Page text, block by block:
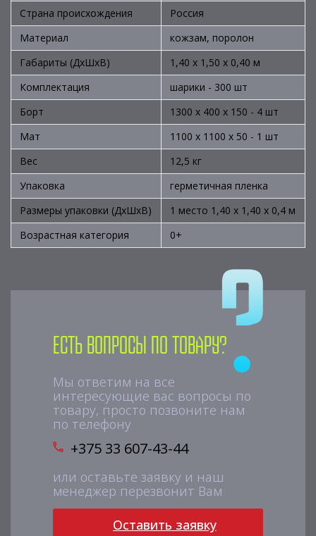
Страна происхождения
Россия
Материал
кожзам, поролон
Габариты (ДхШхВ)
1,40 х 1,50 х 0,40 м
Комплектация
шарики - 300 шт
Борт
1300 х 400 х 150 - 4 шт
Мат
1100 х 1100 х 50 - 1 шт
Вес
12,5 кг
Упаковка
герметичная пленка
Размеры упаковки (ДхШхВ)
1 место 1,40 х 1,40 х 0,4 м
Возрастная категория
0+
Есть вопросы по товару?
Мы ответим на все
интересующие вас вопросы по
товару, просто позвоните нам
по телефону
+375 33 607-43-44
или оставьте заявку и наш
менеджер перезвонит Вам
Оставить заявку